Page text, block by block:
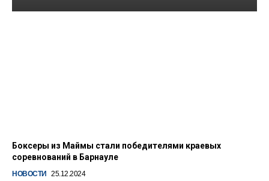
Боксеры из Маймы стали победителями краевых
соревнований в Барнауле
НОВОСТИ 25.12.2024